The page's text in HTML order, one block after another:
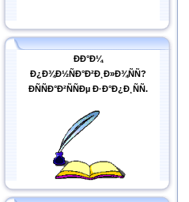
ÐÐ°Ð¼
Ð¿Ð¾Ð½ÑÐ°Ð²Ð¸Ð»Ð¾ÑÑ?
ÐÑÑÐ°Ð²ÑÑÐµ Ð·Ð°Ð¿Ð¸ÑÑ.